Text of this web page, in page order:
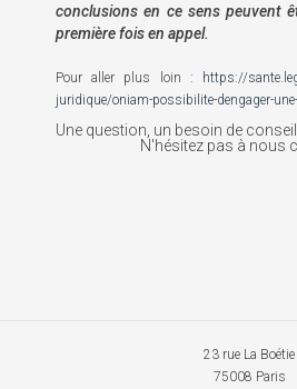
conclusions en ce sens peuvent
première fois en appel.
Pour aller plus loin : https://
juridique/oniam-possibilite-dengager-
Une question, un besoin de
N'hésitez pas à nous
23 rue La Boétie
75008 Paris